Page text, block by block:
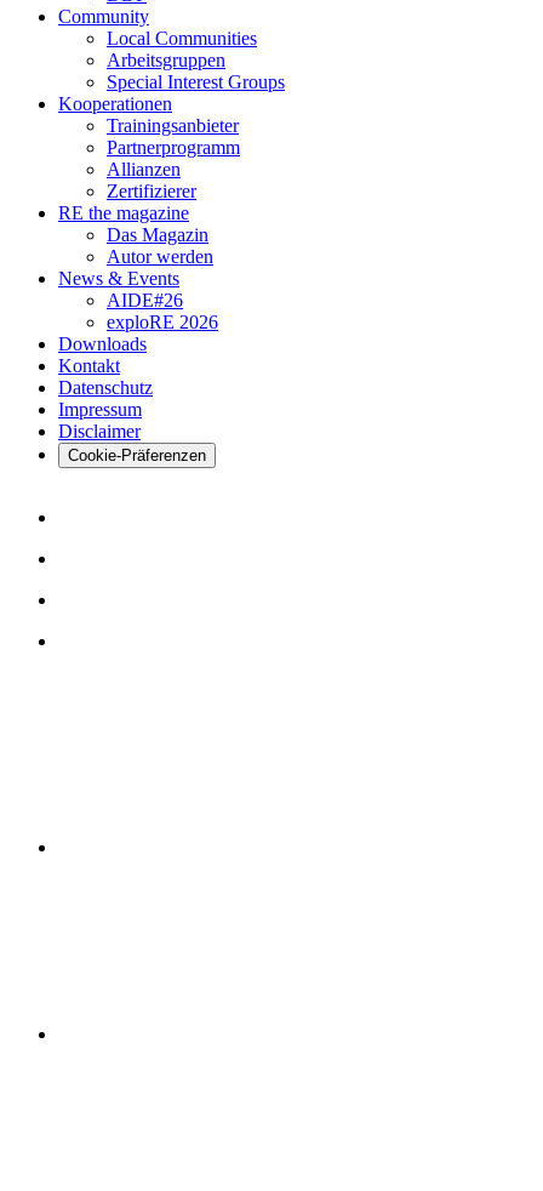
Community
Local Communities
Arbeitsgruppen
Special Interest Groups
Kooperationen
Trainingsanbieter
Partnerprogramm
Allianzen
Zertifizierer
RE the magazine
Das Magazin
Autor werden
News & Events
AIDE#26
exploRE 2026
Downloads
Kontakt
Datenschutz
Impressum
Disclaimer
Cookie-Präferenzen